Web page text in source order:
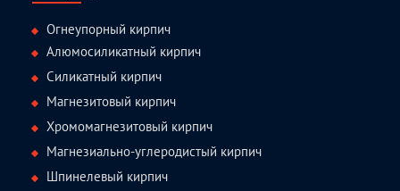
Огнеупорный кирпич
Алюмосиликатный кирпич
Силикатный кирпич
Магнезитовый кирпич
Хромомагнезитовый кирпич
Магнезиально-углеродистый кирпич
Шпинелевый кирпич